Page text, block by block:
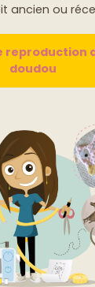
ancien ou
reproduction
doudou